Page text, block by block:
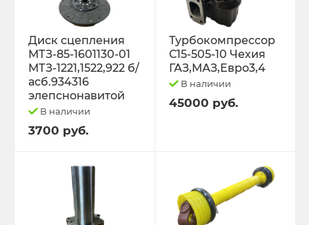
Диск сцепления
МТЗ-85-1601130-01
МТЗ-1221,1522,922 б/
асб.934316
элепснонавитой
В наличии
3700 руб.
Турбокомпрессор
С15-505-10 Чехия
ГАЗ,МАЗ,Евро3,4
В наличии
45000 руб.